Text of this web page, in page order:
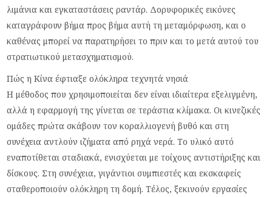
λιμάνια και εγκαταστάσεις ραντάρ. Δορυφορικές εικόνες
καταγράφουν βήμα προς βήμα αυτή τη μεταμόρφωση, και ο
καθένας μπορεί να παρατηρήσει το πριν και το μετά αυτού του
στρατιωτικού μετασχηματισμού.
Πώς η Κίνα έφτιαξε ολόκληρα τεχνητά νησιά
Η μέθοδος που χρησιμοποιείται δεν είναι ιδιαίτερα εξελιγμένη,
αλλά η εφαρμογή της γίνεται σε τεράστια κλίμακα. Οι κινεζικές
ομάδες πρώτα σκάβουν τον κοραλλιογενή βυθό και στη
συνέχεια αντλούν ιζήματα από ρηχά νερά. Το υλικό αυτό
εναποτίθεται σταδιακά, ενισχύεται με τοίχους αντιστήριξης και
δίσκους. Στη συνέχεια, γιγάντιοι συμπιεστές και εκσκαφείς
σταθεροποιούν ολόκληρη τη δομή. Τέλος, ξεκινούν εργασίες